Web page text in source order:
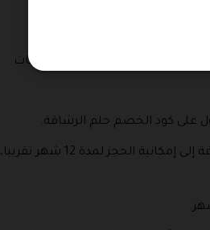
إلى إمكانية تجديد هذه الاشتراكات
كما تتنوع الباقات حيث يوجد باقات خاصة بالأسرة وأخرى خاصة بالأعمال، حيث يمكن الحجز لمدة 6 أشهر بالإضافة إلى إمكانية الحجز لمدة 12 شهر تقريبا،